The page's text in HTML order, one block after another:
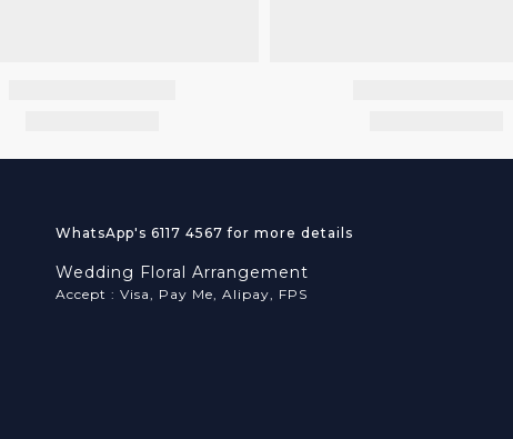
WhatsApp's 6117 4567 for more details
Wedding Floral Arrangement
Accept : Visa, Pay Me, Alipay, FPS